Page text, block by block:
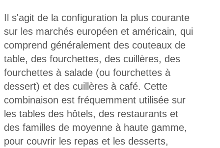
Il s'agit de la configuration la plus courante
sur les marchés européen et américain, qui
comprend généralement des couteaux de
table, des fourchettes, des cuillères, des
fourchettes à salade (ou fourchettes à
dessert) et des cuillères à café. Cette
combinaison est fréquemment utilisée sur
les tables des hôtels, des restaurants et
des familles de moyenne à haute gamme,
pour couvrir les repas et les desserts,